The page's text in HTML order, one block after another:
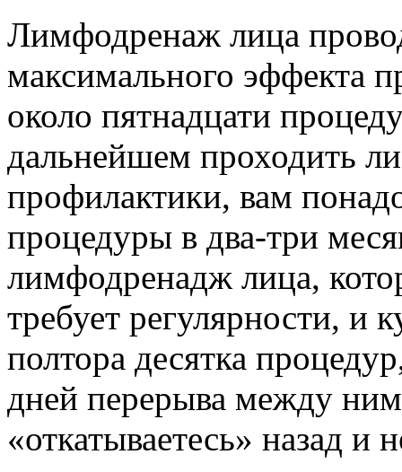
Лимфодренаж лица
максимального эффекта
около пятнадцати
дальнейшем проходить
профилактики, вам
процедуры в два-три
лимфодренадж лица,
требует регулярности, и
полтора десятка
дней перерыва между
«откатываетесь» назад и